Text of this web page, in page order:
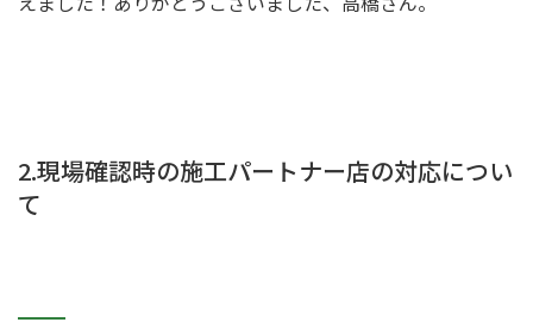
2.現場確認時の施工パートナー店の対応につい
て